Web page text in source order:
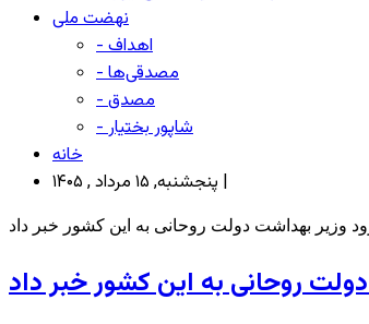
نهضت ملی
- اهداف
- مصدقی‌ها
- مصدق
- شاپور بختیار
خانه
پنجشنبه, ۱۵ مرداد , ۱۴۰۵ |
وزیر بهداشت دولت روحانی به این کشور خبر داد
روحانی به این کشور خبر داد